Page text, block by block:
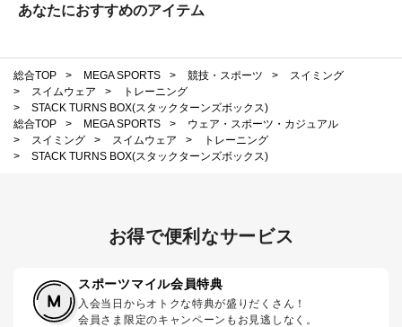
あなたにおすすめのアイテム
総合TOP > MEGA SPORTS > 競技・スポーツ >
スイミング
>
スイムウェア >
トレーニング
>
STACK TURNS BOX(スタックターンズボックス)
総合TOP
> MEGA SPORTS >
ウェア・スポーツ・カジュアル
>
スイミング > スイムウェア >
トレーニング
>
STACK TURNS BOX(スタックターンズボックス)
お得で便利なサービス
スポーツマイル会員特典
入会当日からオトクな特典が盛りだくさん！
会員さま限定のキャンペーンもお見逃しなく。